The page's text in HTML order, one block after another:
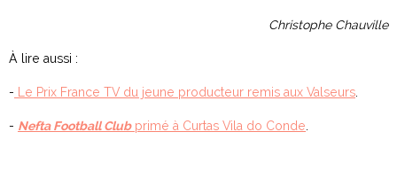
Christophe Chauville
À lire aussi :
- Le Prix France TV du jeune producteur remis aux Valseurs
- Nefta Football Clubprimé à Curtas Vila do Conde